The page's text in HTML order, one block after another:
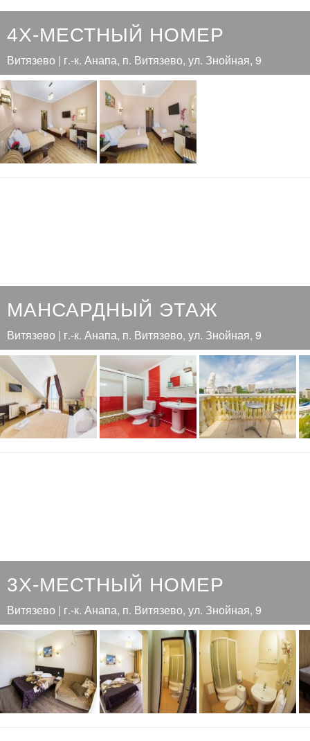
4Х-МЕСТНЫЙ НОМЕР
Витязево | г.-к. Анапа, п. Витязево, ул. Знойная, 9
МАНСАРДНЫЙ ЭТАЖ
Витязево | г.-к. Анапа, п. Витязево, ул. Знойная, 9
3Х-МЕСТНЫЙ НОМЕР
Витязево | г.-к. Анапа, п. Витязево, ул. Знойная, 9